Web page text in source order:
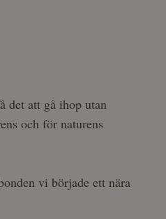
det att gå ihop utan
och för naturens
vi började ett nära